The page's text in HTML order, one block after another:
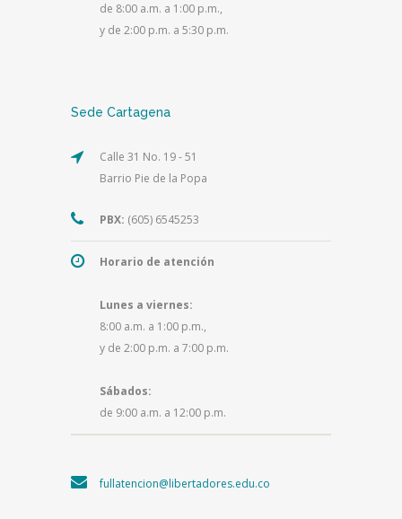
de 8:00 a.m. a 1:00 p.m.,
y de 2:00 p.m. a 5:30 p.m.
Sede Cartagena
Calle 31 No. 19 - 51
Barrio Pie de la Popa
PBX: (605) 6545253
Horario de atención
Lunes a viernes:
8:00 a.m. a 1:00 p.m.,
y de 2:00 p.m. a 7:00 p.m.
Sábados:
de 9:00 a.m. a 12:00 p.m.
fullatencion@libertadores.edu.co